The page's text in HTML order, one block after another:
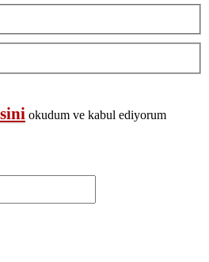
okudum ve kabul ediyorum